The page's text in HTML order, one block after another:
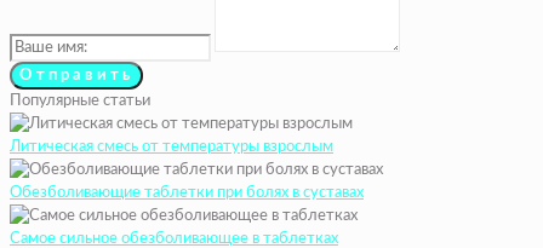
Популярные статьи
Литическая смесь от температуры взрослым
Обезболивающие таблетки при болях в суставах
Самое сильное обезболивающее в таблетках